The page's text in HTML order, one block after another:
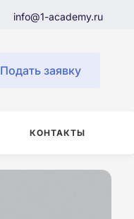
info@1-academy.ru
Подать заявку
КОНТАКТЫ